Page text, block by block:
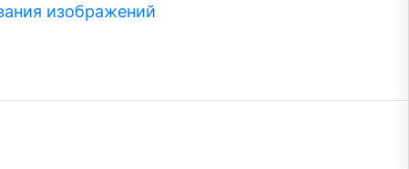
изображений